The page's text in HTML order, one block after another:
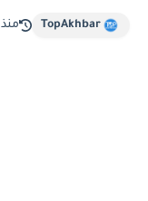
TopAkhbar منذ 4 سنة